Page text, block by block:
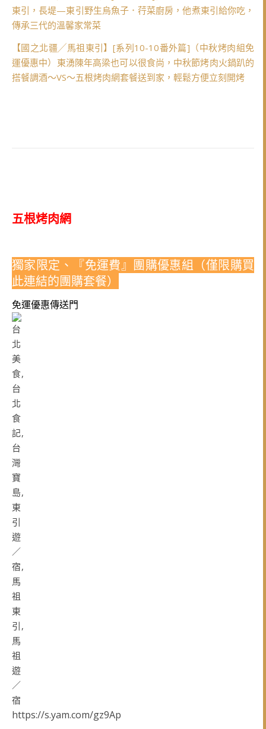
東引，長堤—東引野生烏魚子．荇菜廚房，他煮東引給你吃，
傳承三代的溫馨家常菜
【國之北疆╱馬祖東引】[系列10-10番外篇]（中秋烤肉組免
運優惠中）東湧陳年高梁也可以很食尚，中秋節烤肉火鍋趴的
搭餐調酒～VS～五根烤肉網套餐送到家，輕鬆方便立刻開烤
五根烤肉網
獨家限定、『免運費』團購優惠組（僅限購買
此連結的團購套餐）
免運優惠傳送門
https://s.yam.com/gz9Ap